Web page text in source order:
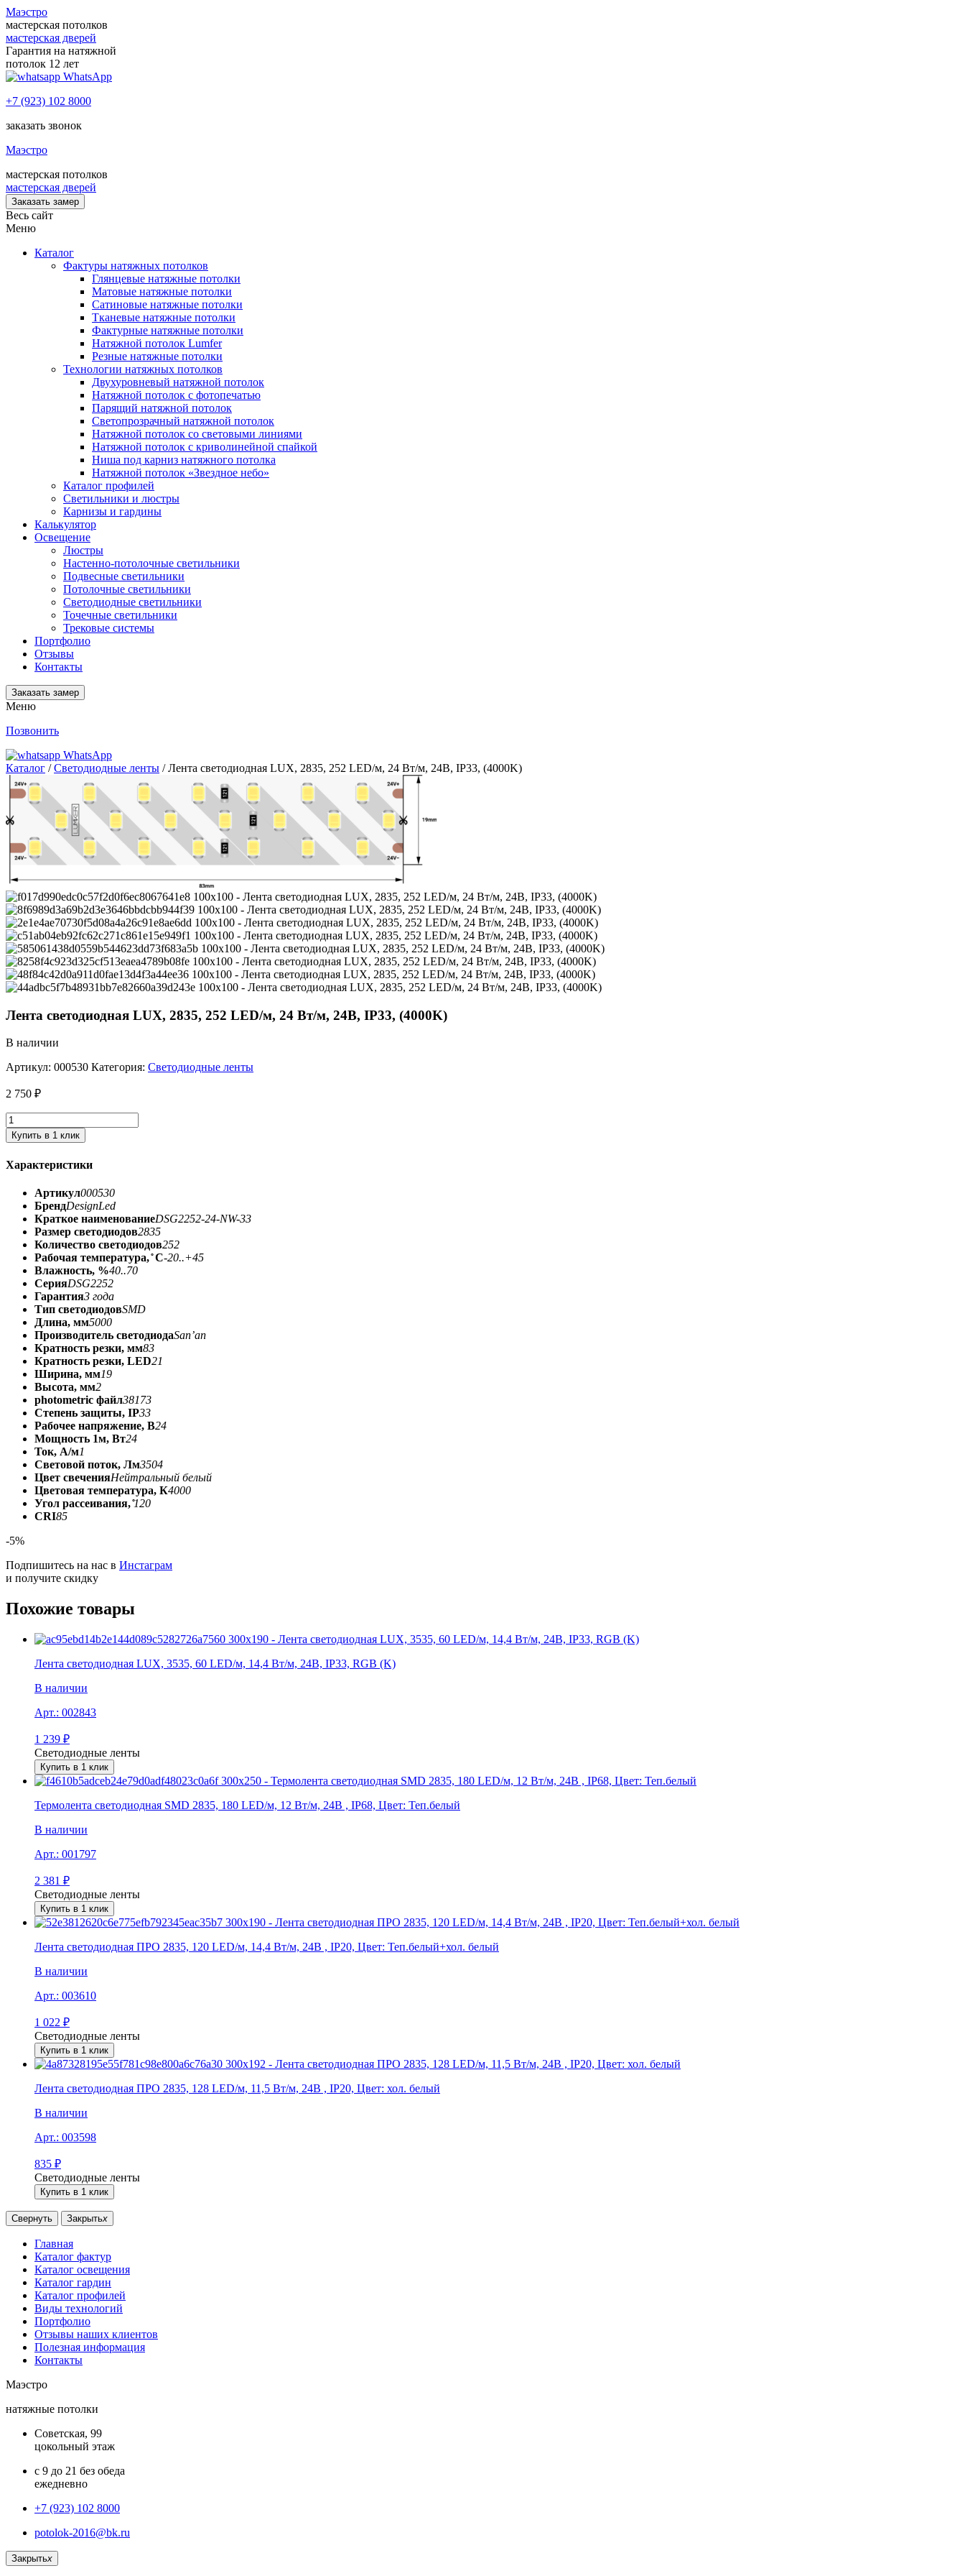
Маэстро
мастерская потолков
мастерская дверей
Гарантия на натяжной
потолок 12 лет
WhatsApp
+7 (923) 102 8000
заказать звонок
Маэстро
мастерская потолков
мастерская дверей
Заказать замер
Весь сайт
Меню
Каталог
Фактуры натяжных потолков
Глянцевые натяжные потолки
Матовые натяжные потолки
Сатиновые натяжные потолки
Тканевые натяжные потолки
Фактурные натяжные потолки
Натяжной потолок Lumfer
Резные натяжные потолки
Технологии натяжных потолков
Двухуровневый натяжной потолок
Натяжной потолок с фотопечатью
Парящий натяжной потолок
Светопрозрачный натяжной потолок
Натяжной потолок со световыми линиями
Натяжной потолок с криволинейной спайкой
Ниша под карниз натяжного потолка
Натяжной потолок «Звездное небо»
Каталог профилей
Светильники и люстры
Карнизы и гардины
Калькулятор
Освещение
Люстры
Настенно-потолочные светильники
Подвесные светильники
Потолочные светильники
Светодиодные светильники
Точечные светильники
Трековые системы
Портфолио
Отзывы
Контакты
Заказать замер
Меню
Позвонить
WhatsApp
Каталог /Светодиодные ленты / Лента светодиодная LUX, 2835, 252 LED/м, 24 Вт/м, 24В, IP33, (4000K)
Лента светодиодная LUX, 2835, 252 LED/м, 24 Вт/м, 24В, IP33, (4000K)
В наличии
Артикул: 000530 Категория: Светодиодные ленты
2 750 ₽
Купить в 1 клик
Характеристики
Артикул000530
БрендDesignLed
Краткое наименованиеDSG2252-24-NW-33
Размер светодиодов2835
Количество светодиодов252
Рабочая температура, ̊ С-20..+45
Влажность, %40..70
СерияDSG2252
Гарантия3 года
Тип светодиодовSMD
Длина, мм5000
Производитель светодиодаSan’an
Кратность резки, мм83
Кратность резки, LED21
Ширина, мм19
Высота, мм2
photometric файл38173
Степень защиты, IP33
Рабочее напряжение, В24
Мощность 1м, Вт24
Ток, А/м1
Световой поток, Лм3504
Цвет свеченияНейтральный белый
Цветовая температура, К4000
Угол рассеивания, ̊120
CRI85
-5%
Подпишитесь на нас в Инстаграм
и получите скидку
Похожие товары
Лента светодиодная LUX, 3535, 60 LED/м, 14,4 Вт/м, 24В, IP33, RGB (K)
В наличии
Арт.: 002843
1 239 ₽
Светодиодные ленты
Купить в 1 клик
Термолента светодиодная SMD 2835, 180 LED/м, 12 Вт/м, 24В , IP68, Цвет: Теп.белый
В наличии
Арт.: 001797
2 381 ₽
Светодиодные ленты
Купить в 1 клик
Лента светодиодная ПРО 2835, 120 LED/м, 14,4 Вт/м, 24В , IP20, Цвет: Теп.белый+хол. белый
В наличии
Арт.: 003610
1 022 ₽
Светодиодные ленты
Купить в 1 клик
Лента светодиодная ПРО 2835, 128 LED/м, 11,5 Вт/м, 24В , IP20, Цвет: хол. белый
В наличии
Арт.: 003598
835 ₽
Светодиодные ленты
Купить в 1 клик
Свернуть Закрытьx
Главная
Каталог фактур
Каталог освещения
Каталог гардин
Каталог профилей
Виды технологий
Портфолио
Отзывы наших клиентов
Полезная информация
Контакты
Маэстро
натяжные потолки
Советская, 99
цокольный этаж
с 9 до 21 без обеда
ежедневно
+7 (923) 102 8000
potolok-2016@bk.ru
Закрытьx